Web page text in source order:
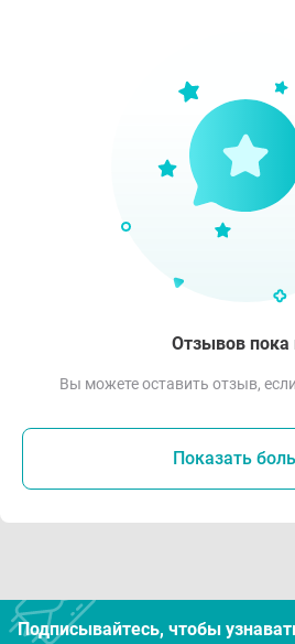
Отзывов пока
Вы можете оставить отзыв,
Показать
Подписывайтесь, чтобы